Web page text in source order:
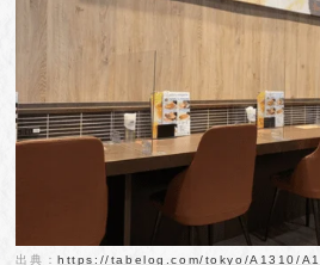
出典： https://tabelog.com/tokyo/A1310/